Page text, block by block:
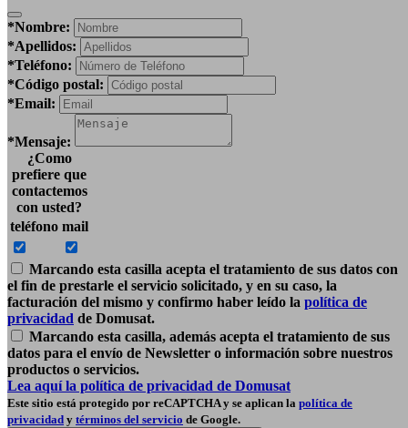
*Nombre:
*Apellidos:
*Teléfono:
*Código postal:
*Email:
*Mensaje:
¿Como
prefiere que
contactemos
con usted?
teléfono mail
Marcando esta casilla acepta el tratamiento de sus datos con
el fin de prestarle el servicio solicitado, y en su caso, la
facturación del mismo y confirmo haber leído la política de
privacidad de Domusat.
Marcando esta casilla, además acepta el tratamiento de sus
datos para el envío de Newsletter o información sobre nuestros
productos o servicios.
Lea aquí la política de privacidad de Domusat
Este sitio está protegido por reCAPTCHA y se aplican la política de
privacidad y términos del servicio de Google.